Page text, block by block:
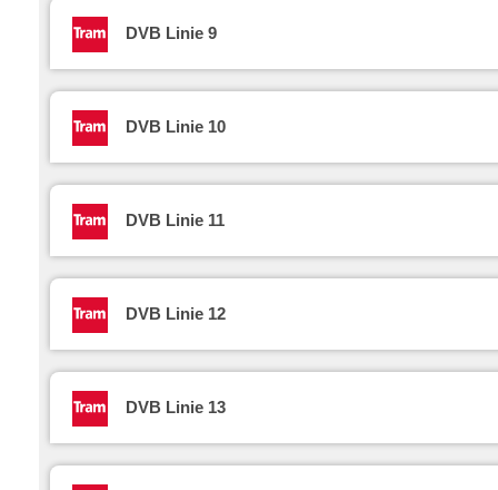
DVB Linie 9
DVB Linie 10
DVB Linie 11
DVB Linie 12
DVB Linie 13